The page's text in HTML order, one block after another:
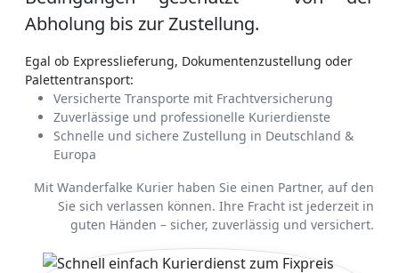
Abholung bis zur Zustellung.
Egal ob Expresslieferung, Dokumentenzustellung oder
Palettentransport:
Versicherte Transporte mit Frachtversicherung
Zuverlässige und professionelle Kurierdienste
Schnelle und sichere Zustellung in Deutschland &
Europa
Mit Wanderfalke Kurier haben Sie einen Partner, auf den
Sie sich verlassen können. Ihre Fracht ist jederzeit in
guten Händen – sicher, zuverlässig und versichert.